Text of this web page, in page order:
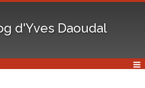
d'Yves Daoudal